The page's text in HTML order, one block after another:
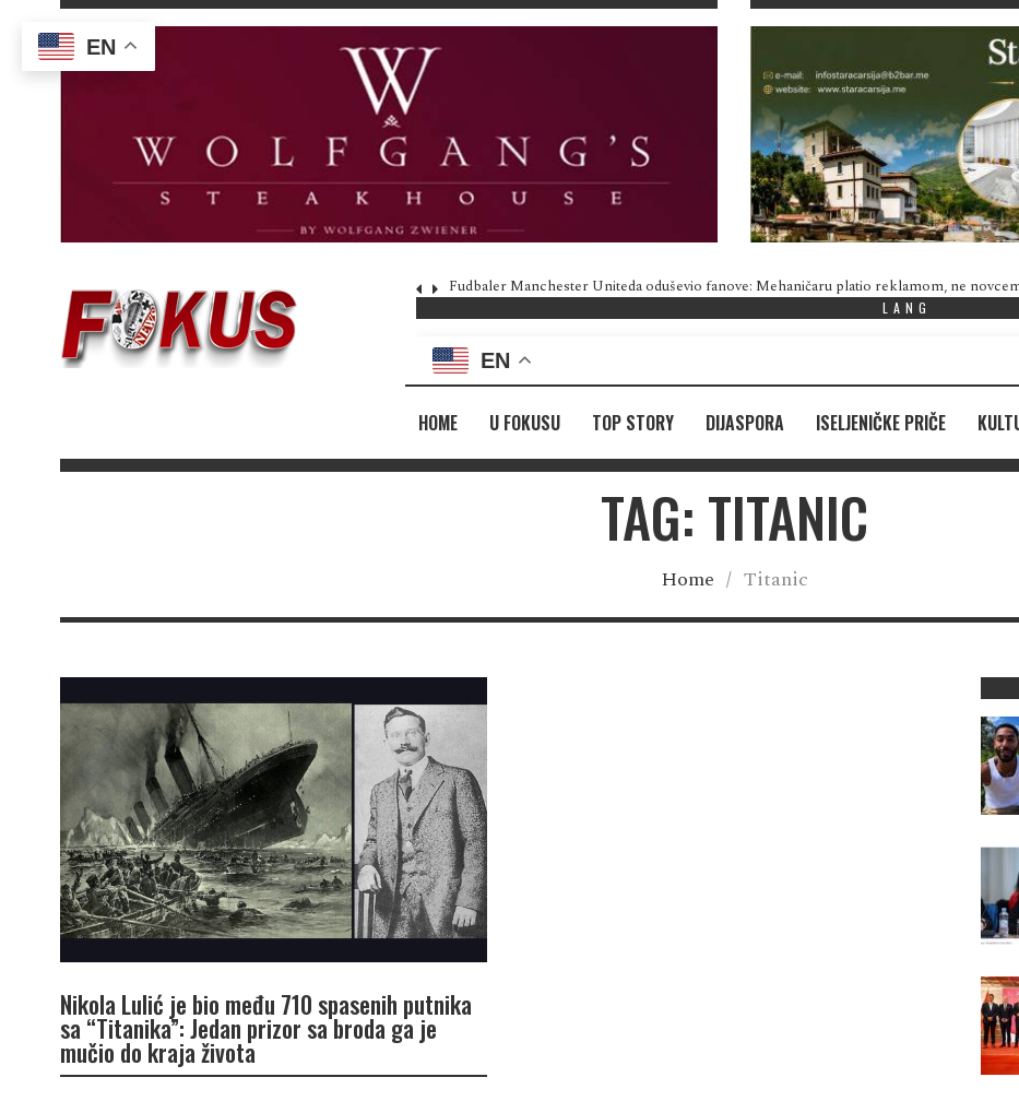
Fudbaler Manchester Uniteda oduševio fanove: Mehaničaru platio reklamom, ne
LANG
EN
HOME U FOKUSU TOP STORY DIJASPORA ISELJENIČKE PRIČE
TAG: TITANIC
Home / Titanic
Nikola Lulić je bio među 710 spasenih putnika
sa “Titanika”: Jedan prizor sa broda ga je
mučio do kraja života
EN